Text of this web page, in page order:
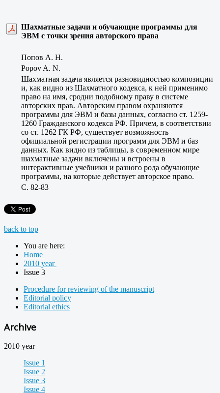
Шахматные задачи и обучающие программы для
ЭВМ с точки зрения авторского права
Попов А. Н.
Popov A. N.
Шахматная задача является разновидностью композиции
и, как видно из Шахматного кодекса, к ней применимо
право на имя, сродни подобному праву в системе
авторских прав. Авторским правом охраняются
программы для ЭВМ и базы данных, согласно ст. 1259-
1260 Гражданского кодекса РФ. Причем, в соответствии
со ст. 1262 ГК РФ, существует возможность
официальной регистрации программ для ЭВМ и баз
данных. Как видно из таблицы, в современном мире
шахматные задачи включены и встроены в
интерактивные учебники и разного рода обучающие
программы, на которые действует авторское право.
C. 82-83
back to top
You are here:
Home
2010 year
Issue 3
Procedure for reviewing of the manuscript
Editorial policy
Editorial ethics
Archive
2010 year
Issue 1
Issue 2
Issue 3
Issue 4